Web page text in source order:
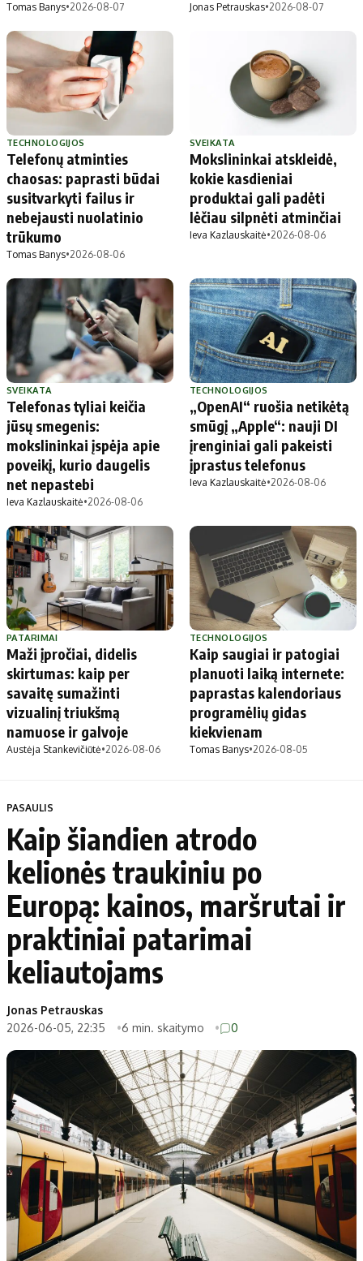
Tomas Banys•2026-08-07 Jonas Petrauskas•2026-08-07
TECHNOLOGIJOS
Telefonų atminties
chaosas: paprasti būdai
susitvarkyti failus ir
nebejausti nuolatinio
trūkumo
Tomas Banys•2026-08-06
SVEIKATA
Mokslininkai atskleidė,
kokie kasdieniai
produktai gali padėti
lėčiau silpnėti atminčiai
Ieva Kazlauskaitė•2026-08-06
SVEIKATA
Telefonas tyliai keičia
jūsų smegenis:
mokslininkai įspėja apie
poveikį, kurio daugelis
net nepastebi
Ieva Kazlauskaitė•2026-08-06
TECHNOLOGIJOS
„OpenAI“ ruošia netikėtą
smūgį „Apple“: nauji DI
įrenginiai gali pakeisti
įprastus telefonus
Ieva Kazlauskaitė•2026-08-06
PATARIMAI
Maži įpročiai, didelis
skirtumas: kaip per
savaitę sumažinti
vizualinį triukšmą
namuose ir galvoje
Austėja Stankevičiūtė•2026-08-06
TECHNOLOGIJOS
Kaip saugiai ir patogiai
planuoti laiką internete:
paprastas kalendoriaus
programėlių gidas
kiekvienam
Tomas Banys•2026-08-05
PASAULIS
Kaip šiandien atrodo
kelionės traukiniu po
Europą: kainos, maršrutai ir
praktiniai patarimai
keliautojams
Jonas Petrauskas
2026-06-05, 22:35
6 min. skaitymo 0